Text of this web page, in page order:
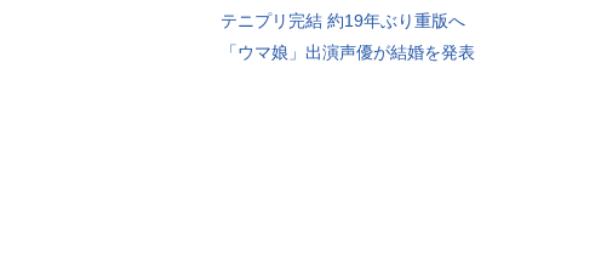
テニプリ完結 約19年ぶり重版へ
「ウマ娘」出演声優が結婚を発表